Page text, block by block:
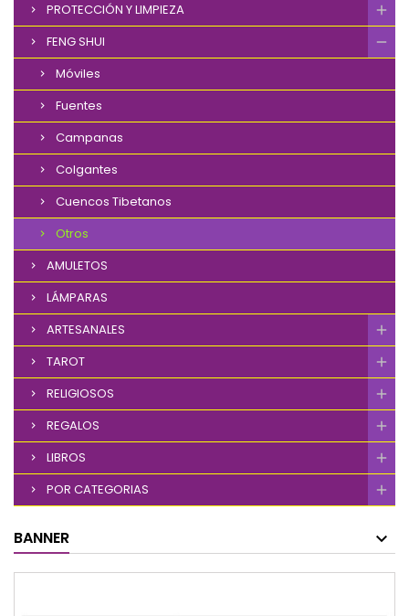
PROTECCIÓN Y LIMPIEZA
FENG SHUI
Móviles
Fuentes
Campanas
Colgantes
Cuencos Tibetanos
Otros
AMULETOS
LÁMPARAS
ARTESANALES
TAROT
RELIGIOSOS
REGALOS
LIBROS
POR CATEGORIAS
BANNER